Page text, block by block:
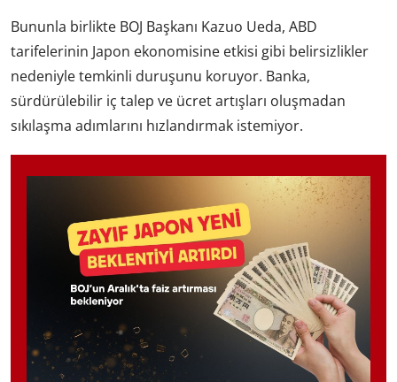
Bununla birlikte BOJ Başkanı Kazuo Ueda, ABD
tarifelerinin Japon ekonomisine etkisi gibi belirsizlikler
nedeniyle temkinli duruşunu koruyor. Banka,
sürdürülebilir iç talep ve ücret artışları oluşmadan
sıkılaşma adımlarını hızlandırmak istemiyor.